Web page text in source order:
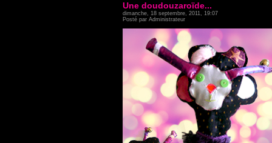
Une doudouzaroïde...
dimanche, 18 septembre, 2011, 19:07
Posté par Administrateur